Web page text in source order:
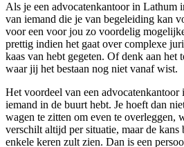
Als je een advocatenkantoor in Lathum
van iemand die je van begeleiding kan
voor een voor jou zo voordelig
prettig indien het gaat over complexe
kaas van hebt gegeten. Of denk aan het
waar jij het bestaan nog niet vanaf wist.
Het voordeel van een
iemand in de buurt hebt. Je hoeft dan
wagen te zitten om even te overleggen,
verschilt altijd per situatie, maar de kans
enkele keren zult zien. Dan is een